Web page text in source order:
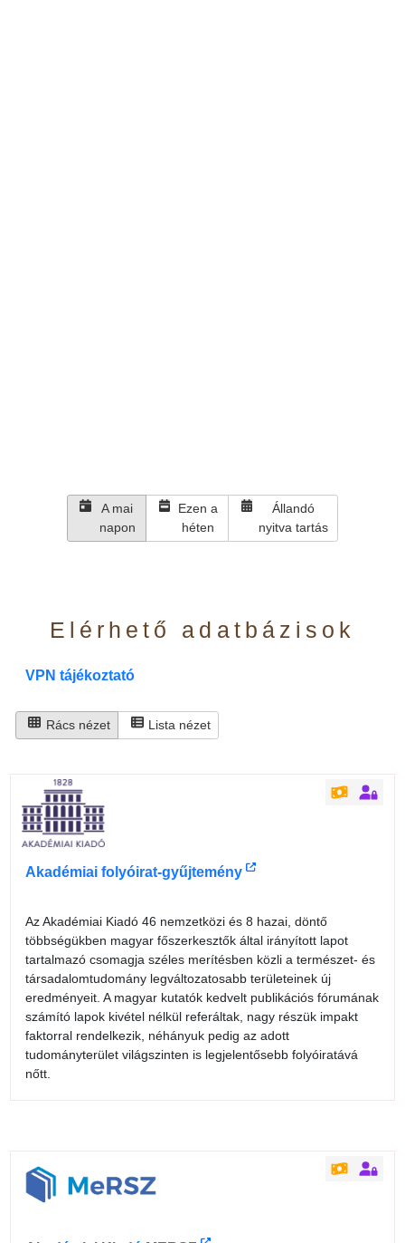
A mai
napon
Ezen a
héten
Állandó
nyitva tartás
Elérhető adatbázisok
VPN tájékoztató
Rács nézet Lista nézet
Akadémiai folyóirat-gyűjtemény
Az Akadémiai Kiadó 46 nemzetközi és 8 hazai, döntő
többségükben magyar főszerkesztők által irányított lapot
tartalmazó csomagja széles merítésben közli a természet- és
társadalomtudomány legváltozatosabb területeinek új
eredményeit. A magyar kutatók kedvelt publikációs fórumának
számító lapok kivétel nélkül referáltak, nagy részük impakt
faktorral rendelkezik, néhányuk pedig az adott
tudományterület világszinten is legjelentősebb folyóiratává
nőtt.